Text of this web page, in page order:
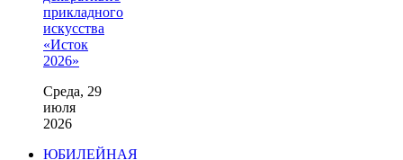
прикладного
искусства
«Исток
2026»
Среда, 29
июля
2026
ЮБИЛЕЙНАЯ